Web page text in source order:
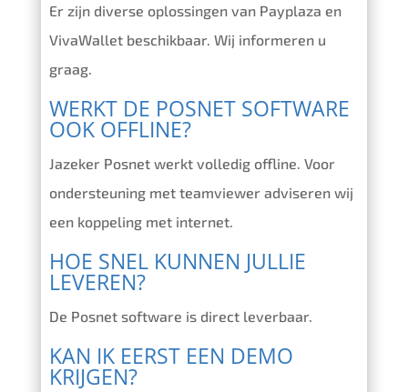
Er zijn diverse oplossingen van Payplaza en
VivaWallet beschikbaar. Wij informeren u
graag.
WERKT DE POSNET SOFTWARE
OOK OFFLINE?
Jazeker Posnet werkt volledig offline. Voor
ondersteuning met teamviewer adviseren wij
een koppeling met internet.
HOE SNEL KUNNEN JULLIE
LEVEREN?
De Posnet software is direct leverbaar.
KAN IK EERST EEN DEMO
KRIJGEN?